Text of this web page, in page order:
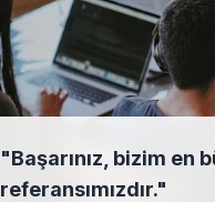
"Başarınız, bizim en
referansımızdır."